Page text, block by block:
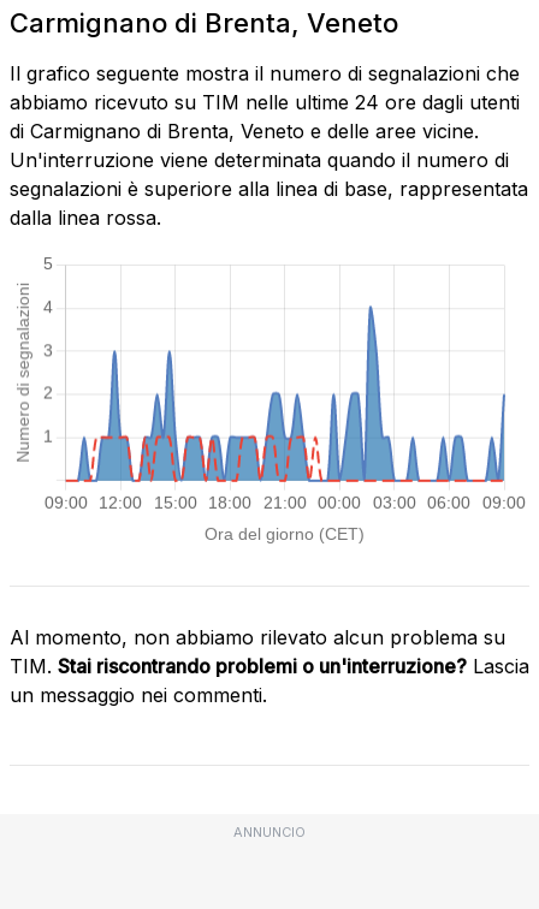
Carmignano di Brenta, Veneto
Il grafico seguente mostra il numero di segnalazioni che
abbiamo ricevuto su TIM nelle ultime 24 ore dagli utenti
di Carmignano di Brenta, Veneto e delle aree vicine.
Un'interruzione viene determinata quando il numero di
segnalazioni è superiore alla linea di base, rappresentata
dalla linea rossa.
Al momento, non abbiamo rilevato alcun problema su
TIM. Stai riscontrando problemi o un'interruzione? Lascia
un messaggio nei commenti.
ANNUNCIO